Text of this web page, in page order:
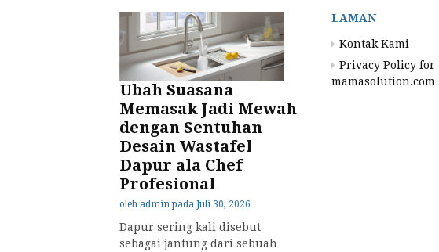
Ubah Suasana
Memasak Jadi Mewah
dengan Sentuhan
Desain Wastafel
Dapur ala Chef
Profesional
oleh admin pada Juli 30, 2026
Dapur sering kali disebut
sebagai jantung dari sebuah
LAMAN
Kontak Kami
Privacy Policy for
mamasolution.com